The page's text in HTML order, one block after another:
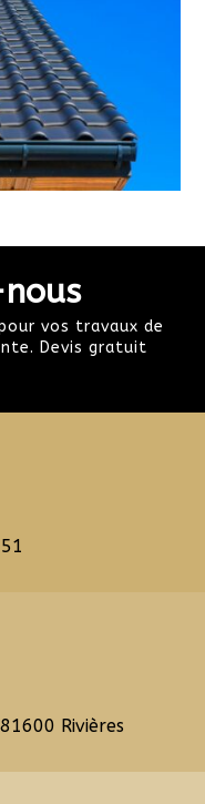
vos travaux de
Devis gratuit
Rivières